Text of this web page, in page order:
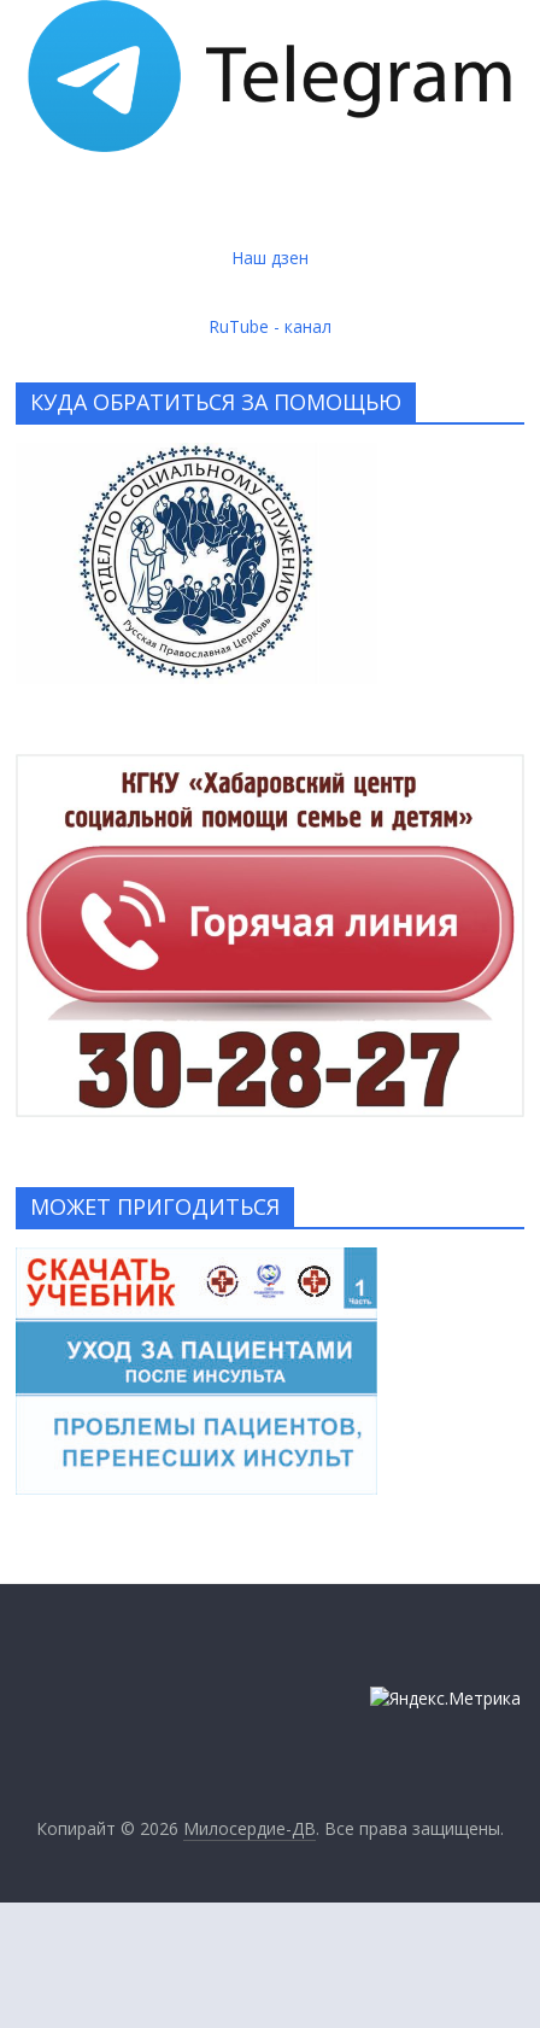
Наш дзен
RuTube - канал
КУДА ОБРАТИТЬСЯ ЗА ПОМОЩЬЮ
МОЖЕТ ПРИГОДИТЬСЯ
Копирайт © 2026 Милосердие-ДВ. Все права защищены.